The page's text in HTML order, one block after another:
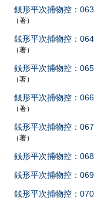
銭形平次捕物控：
（著）
銭形平次捕物控：
（著）
銭形平次捕物控：
（著）
銭形平次捕物控：
（著）
銭形平次捕物控：
（著）
銭形平次捕物控：
銭形平次捕物控：
銭形平次捕物控：